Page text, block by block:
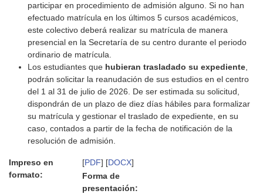
participar en procedimiento de admisión alguno. Si no han
efectuado matrícula en los últimos 5 cursos académicos,
este colectivo deberá realizar su matrícula de manera
presencial en la Secretaría de su centro durante el periodo
ordinario de matrícula.
Los estudiantes que hubieran trasladado su expediente
podrán solicitar la reanudación de sus estudios en el centro
del 1 al 31 de julio de 2026. De ser estimada su solicitud,
dispondrán de un plazo de diez días hábiles para formalizar
su matrícula y gestionar el traslado de expediente, en su
caso, contados a partir de la fecha de notificación de la
resolución de admisión.
Impreso en
formato:
[PDF] [DOCX]
Forma de
presentación: